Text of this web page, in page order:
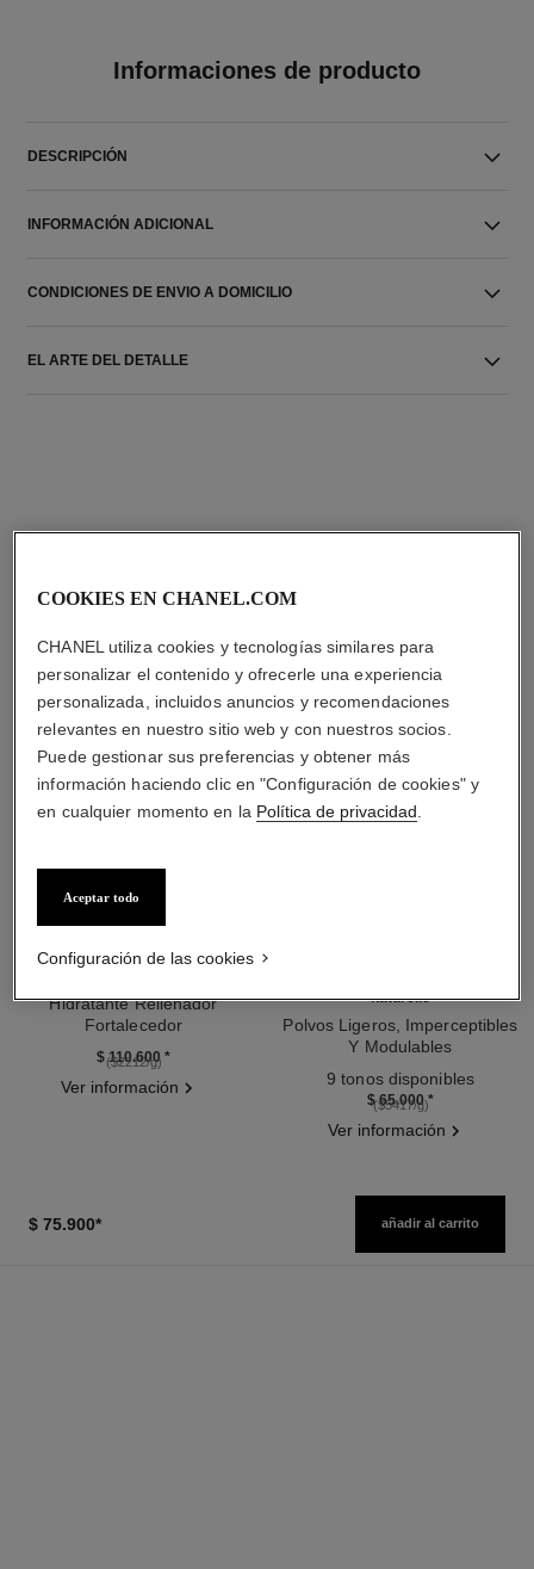
Informaciones de producto
DESCRIPCIÓN
INFORMACIÓN ADICIONAL
CONDICIONES DE ENVIO A DOMICILIO
EL ARTE DEL DETALLE
Hidratante Rellenador
Fortalecedor
Ref. 141070
$ 110.600 *
($2212/g)
Ver información
naturelle
Polvos Ligeros, Imperceptibles
Y Modulables
9 tonos disponibles
$ 65.000*
($5417/g)
Ver información
$ 75.900* añadir al carrito
COOKIES EN CHANEL.COM
CHANEL utiliza cookies y tecnologías similares para
personalizar el contenido y ofrecerle una experiencia
personalizada, incluidos anuncios y recomendaciones
relevantes en nuestro sitio web y con nuestros socios.
Puede gestionar sus preferencias y obtener más
información haciendo clic en "Configuración de cookies" y
en cualquier momento en la Política de privacidad
Aceptar todo
Configuración de las cookies